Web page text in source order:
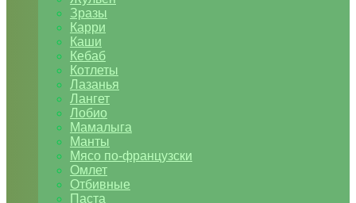
Зразы
Карри
Каши
Кебаб
Котлеты
Лазанья
Лангет
Лобио
Мамалыга
Манты
Мясо по-французски
Омлет
Отбивные
Паста